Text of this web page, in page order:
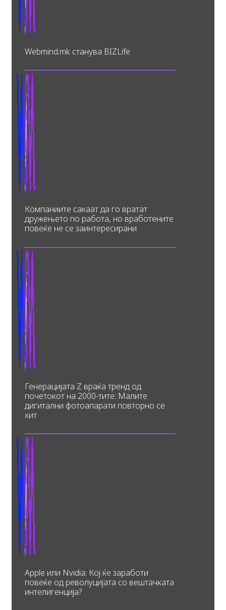
Webmind.mk станува BIZLife
Компаниите сакаат да го вратат
дружењето по работа, но вработените
повеќе не се заинтересирани
Генерацијата Z враќа тренд од
почетокот на 2000-тите: Малите
дигитални фотоапарати повторно се
хит
Apple или Nvidia: Кој ќе заработи
повеќе од револуцијата со вештачката
интелигенција?